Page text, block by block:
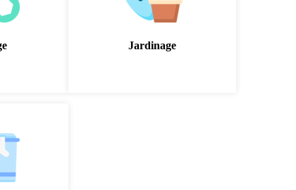
Jardinage